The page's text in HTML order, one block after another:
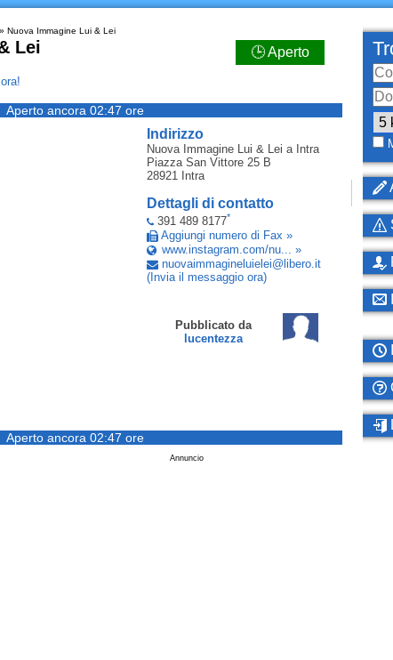
» Nuova Immagine Lui & Lei
Lei 🕒 Aperto
Aperto ancora 02:47 ore
Indirizzo
Nuova Immagine Lui & Lei a Intra
Piazza San Vittore 25 B
28921
Intra
Dettagli di contatto
391 489 8177*
Aggiungi numero di Fax »
www.instagram.com/nu... »
nuovaimmagineluielei@ libero.it
(Invia il messaggio ora)
Pubblicato da
lucentezza
Aperto ancora 02:47 ore
Annuncio